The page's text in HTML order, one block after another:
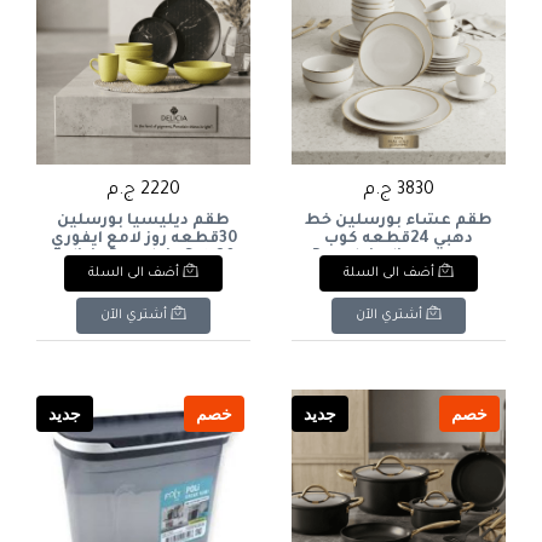
3830 ج.م
طقم عشاء بورسلين خط
دهبي 24قطعه كوب
كريميPorcelain dinner
set with gold trim, 24
pieces, cream-colored
cup
أضف الى السلة
أشتري الآن
2220 ج.م
طقم ديليسيا بورسلين
30قطعه روز لامع ايفوري
Delicia Porcelain Set, 30
Pieces, Rose Ivory Glossy
أضف الى السلة
أشتري الآن
خصم جديد خصم جديد